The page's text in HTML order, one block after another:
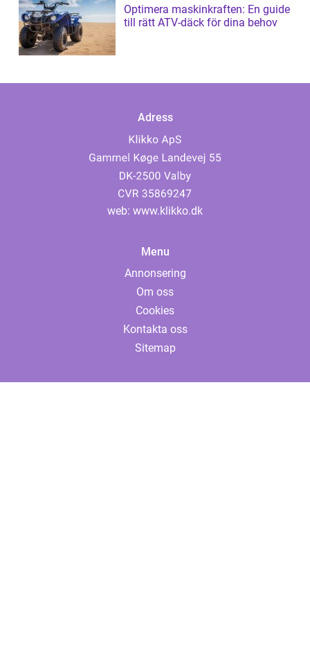
Optimera maskinkraften: En guide
till rätt ATV-däck för dina behov
Adress
web: www.klikko.dk
Menu
Annonsering
Om oss
Cookies
Kontakta oss
Sitemap